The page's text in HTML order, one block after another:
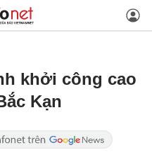
khởi công cao
Kạn